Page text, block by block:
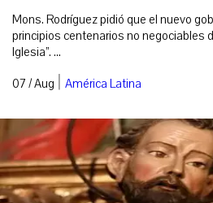
Mons. Rodríguez pidió que el nuevo
principios centenarios no negociables
Iglesia”. ...
07 / Aug | América Latina